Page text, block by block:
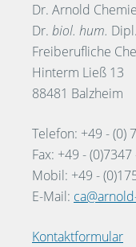
Dr. Arnold
Dr. biol. hum.
Freiberufliche
Hinterm Ließ 13
88481 Balzheim
Telefon: +49 - (0)
Fax: +49 -
Mobil: +49 -
E-Mail:
Kontaktformular